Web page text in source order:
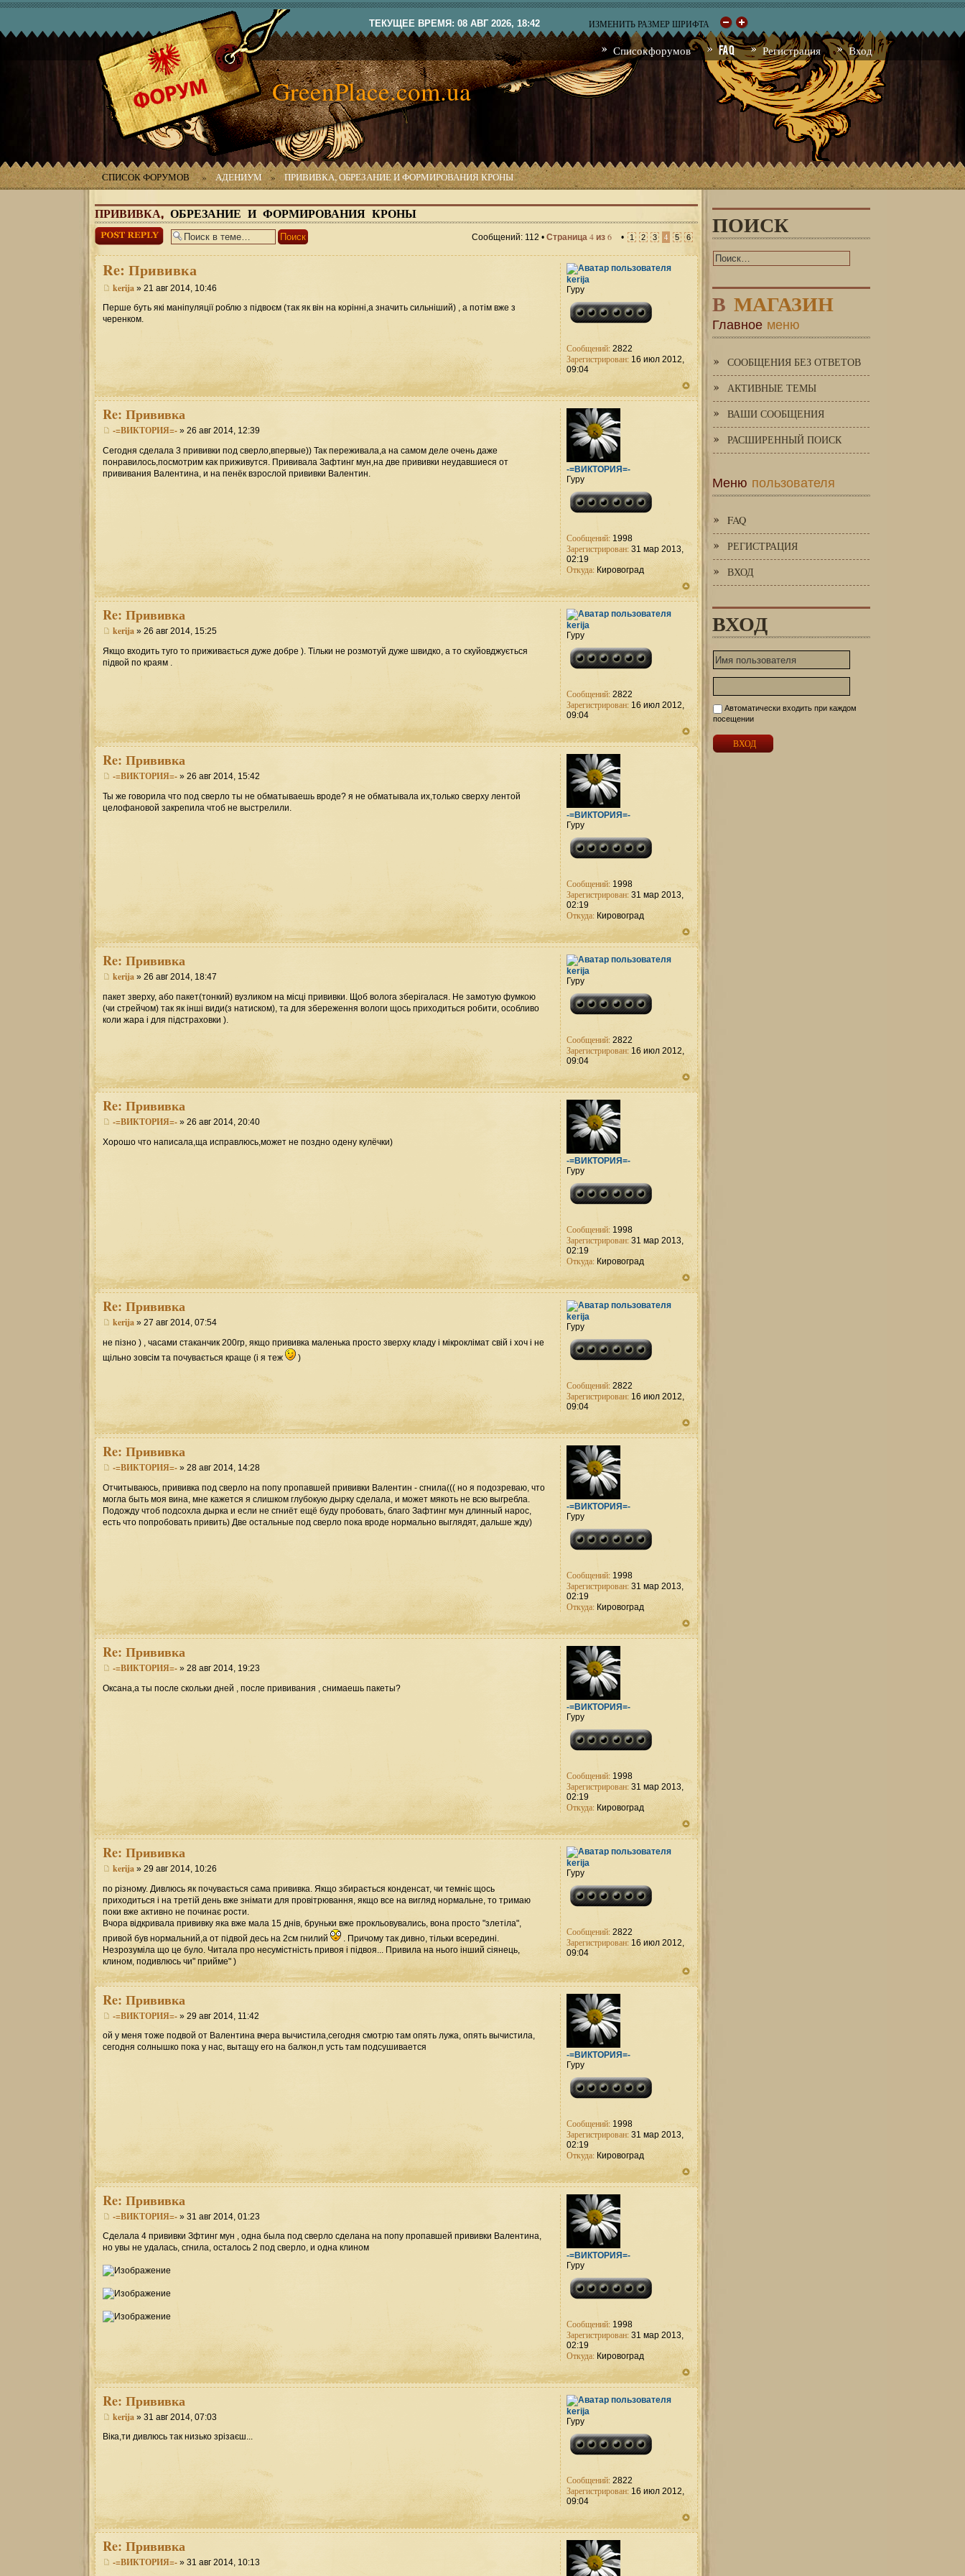
ТЕКУЩЕЕ ВРЕМЯ: 08 АВГ 2026, 18:42 ИЗМЕНИТЬ РАЗМЕР ШРИФТА
Список форумов FAQ Регистрация Вход
GreenPlace.com.ua
СПИСОК ФОРУМОВ » АДЕНИУМ » ПРИВИВКА, ОБРЕЗАНИЕ И ФОРМИРОВАНИЯ КРОНЫ
ПРИВИВКА, ОБРЕЗАНИЕ И ФОРМИРОВАНИЯ КРОНЫ
Ответить Сообщений: 112 • Страница 4 из 6 • 1 2 3 4 5 6
Re: Прививка
kerija » 21 авг 2014, 10:46
Перше буть які маніпуляції роблю з підвоєм (так як він на корінні,а значить сильніший) , а потім вже з
черенком.
kerija
Гуру
Сообщений: 2822
Зарегистрирован: 16 июл 2012,
09:04
Re: Прививка
-=ВИКТОРИЯ=- » 26 авг 2014, 12:39
Сегодня сделала 3 прививки под сверло,впервые)) Так переживала,а на самом деле очень даже
понравилось,посмотрим как приживутся. Прививала Зафтинг мун,на две прививки неудавшиеся от
прививания Валентина, и на пенёк взрослой прививки Валентин.
-=ВИКТОРИЯ=-
Гуру
Сообщений: 1998
Зарегистрирован: 31 мар 2013,
02:19
Откуда: Кировоград
Re: Прививка
kerija » 26 авг 2014, 15:25
Якщо входить туго то приживається дуже добре ). Тільки не розмотуй дуже швидко, а то скуйовджується
підвой по краям .
kerija
Гуру
Сообщений: 2822
Зарегистрирован: 16 июл 2012,
09:04
Re: Прививка
-=ВИКТОРИЯ=- » 26 авг 2014, 15:42
Ты же говорила что под сверло ты не обматываешь вроде? я не обматывала их,только сверху лентой
целофановой закрепила чтоб не выстрелили.
-=ВИКТОРИЯ=-
Гуру
Сообщений: 1998
Зарегистрирован: 31 мар 2013,
02:19
Откуда: Кировоград
Re: Прививка
kerija » 26 авг 2014, 18:47
пакет зверху, або пакет(тонкий) вузликом на місці прививки. Щоб волога зберігалася. Не замотую фумкою
(чи стрейчом) так як інші види(з натиском), та для збереження вологи щось приходиться робити, особливо
коли жара і для підстраховки ).
kerija
Гуру
Сообщений: 2822
Зарегистрирован: 16 июл 2012,
09:04
Re: Прививка
-=ВИКТОРИЯ=- » 26 авг 2014, 20:40
Хорошо что написала,ща исправлюсь,может не поздно одену кулёчки)
-=ВИКТОРИЯ=-
Гуру
Сообщений: 1998
Зарегистрирован: 31 мар 2013,
02:19
Откуда: Кировоград
Re: Прививка
kerija » 27 авг 2014, 07:54
не пізно ) , часами стаканчик 200гр, якщо прививка маленька просто зверху кладу і мікроклімат свій і хоч і не
щільно зовсім та почувається краще (і я теж
)
kerija
Гуру
Сообщений: 2822
Зарегистрирован: 16 июл 2012,
09:04
Re: Прививка
-=ВИКТОРИЯ=- » 28 авг 2014, 14:28
Отчитываюсь, прививка под сверло на попу пропавшей прививки Валентин - сгнила((( но я подозреваю, что
могла быть моя вина, мне кажется я слишком глубокую дырку сделала, и может мякоть не всю выгребла.
Подожду чтоб подсохла дырка и если не сгниёт ещё буду пробовать, благо Зафтинг мун длинный нарос,
есть что попробовать привить) Две остальные под сверло пока вроде нормально выглядят, дальше жду)
-=ВИКТОРИЯ=-
Гуру
Сообщений: 1998
Зарегистрирован: 31 мар 2013,
02:19
Откуда: Кировоград
Re: Прививка
-=ВИКТОРИЯ=- » 28 авг 2014, 19:23
Оксана,а ты после скольки дней , после прививания , снимаешь пакеты?
-=ВИКТОРИЯ=-
Гуру
Сообщений: 1998
Зарегистрирован: 31 мар 2013,
02:19
Откуда: Кировоград
Re: Прививка
kerija » 29 авг 2014, 10:26
по різному. Дивлюсь як почувається сама прививка. Якщо збирається конденсат, чи темніє щось
приходиться і на третій день вже знімати для провітрювання, якщо все на вигляд нормальне, то тримаю
поки вже активно не починає рости.
Вчора відкривала прививку яка вже мала 15 днів, бруньки вже прокльовувались, вона просто "злетіла",
привой був нормальний,а от підвой десь на 2см гнилий
. Причому так дивно, тільки всередині.
Незрозуміла що це було. Читала про несумістність привоя і підвоя... Привила на нього інший сіянець,
клином, подивлюсь чи" прийме" )
kerija
Гуру
Сообщений: 2822
Зарегистрирован: 16 июл 2012,
09:04
Re: Прививка
-=ВИКТОРИЯ=- » 29 авг 2014, 11:42
ой у меня тоже подвой от Валентина вчера вычистила,сегодня смотрю там опять лужа, опять вычистила,
сегодня солнышко пока у нас, вытащу его на балкон,п усть там подсушивается
-=ВИКТОРИЯ=-
Гуру
Сообщений: 1998
Зарегистрирован: 31 мар 2013,
02:19
Откуда: Кировоград
Re: Прививка
-=ВИКТОРИЯ=- » 31 авг 2014, 01:23
Сделала 4 прививки Зфтинг мун , одна была под сверло сделана на попу пропавшей прививки Валентина,
но увы не удалась, сгнила, осталось 2 под сверло, и одна клином
-=ВИКТОРИЯ=-
Гуру
Сообщений: 1998
Зарегистрирован: 31 мар 2013,
02:19
Откуда: Кировоград
Re: Прививка
kerija » 31 авг 2014, 07:03
Віка,ти дивлюсь так низько зрізаєш...
kerija
Гуру
Сообщений: 2822
Зарегистрирован: 16 июл 2012,
09:04
Re: Прививка
-=ВИКТОРИЯ=- » 31 авг 2014, 10:13
ПОИСК
В МАГАЗИН
Главное меню
СООБЩЕНИЯ БЕЗ ОТВЕТОВ
АКТИВНЫЕ ТЕМЫ
ВАШИ СООБЩЕНИЯ
РАСШИРЕННЫЙ ПОИСК
Меню пользователя
FAQ
РЕГИСТРАЦИЯ
ВХОД
ВХОД
Автоматически входить при каждом
посещении